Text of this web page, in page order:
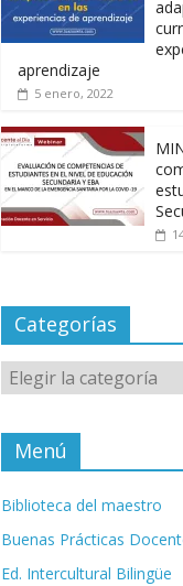
aprendizaje
5 enero, 2022
Categorías
Categorías
Menú
Biblioteca del maestro
Buenas Prácticas
Ed. Intercultural Bilingüe